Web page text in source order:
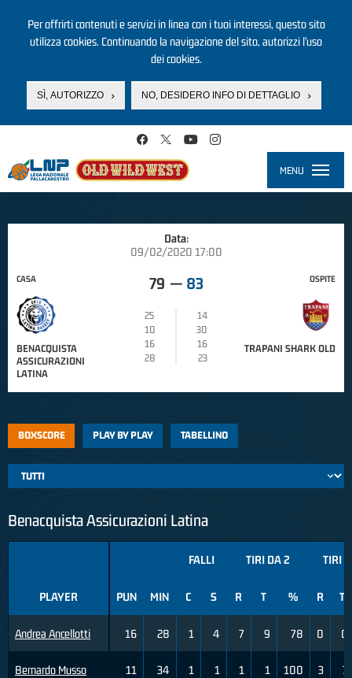
Per offrirti contenuti e servizi in linea con i tuoi interessi, questo sito
utilizza cookies. Continuando la navigazione del sito, autorizzi l’uso
dei cookies.
SÌ, AUTORIZZO NO, DESIDERO INFO DI DETTAGLIO
MENU
Data:
09/02/2020 17:00
CASA
BENACQUISTA
ASSICURAZIONI
LATINA
79 — 83
25
14
10
30
16
16
28
23
OSPITE
TRAPANI SHARK OLD
BOXSCORE PLAY BY PLAY TABELLINO
Benacquista Assicurazioni Latina
PLAYER
Andrea Ancellotti
Bernardo Musso
FALLI TIRI DA 2 TIRI
PUN MIN C S R T % R T
16 28 1 4 7 9 78 0 0
11 34 1 1 1 1 100 3 7